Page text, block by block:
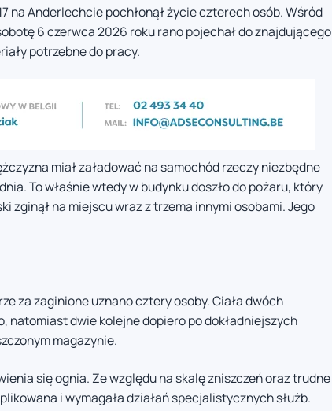
na Anderlechcie pochłonął życie czterech osób. Wśród
6 czerwca 2026 roku rano pojechał do znajdującego
potrzebne do pracy.
miał załadować na samochód rzeczy niezbędne
To właśnie wtedy w budynku doszło do pożaru, który
zginął na miejscu wraz z trzema innymi osobami. Jego
za zaginione uznano cztery osoby. Ciała dwóch
natomiast dwie kolejne dopiero po dokładniejszych
magazynie.
się ognia. Ze względu na skalę zniszczeń oraz trudne
i wymagała działań specjalistycznych służb.